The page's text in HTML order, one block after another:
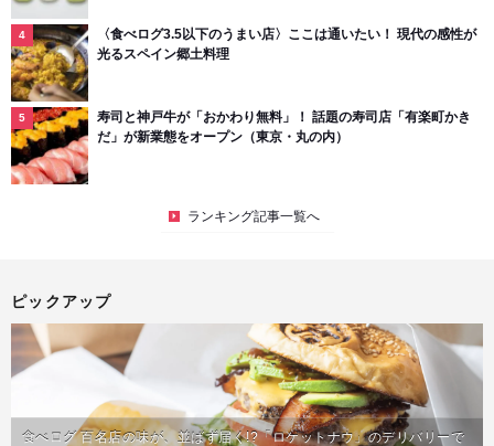
〈食べログ3.5以下のうまい店〉ここは通いたい！ 現代の感性が
光るスペイン郷土料理
寿司と神戸牛が「おかわり無料」！ 話題の寿司店「有楽町かき
だ」が新業態をオープン（東京・丸の内）
ランキング記事一覧へ
ピックアップ
食べログ 百名店の味が、並ばず届く!?「ロケットナウ」のデリバリーで